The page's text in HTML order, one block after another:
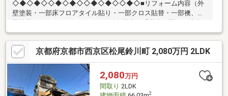
◇◆◇◆◇◇◆◇◆◇◇◆◇◆◇◇◆◇■リフォーム内容（外
壁塗装・一部床フロアタイル貼り・一部クロス貼替・一部襖、障
約3分京福嵐山本線「嵐山」駅まで徒歩約10分「嵯峨嵐山」駅ま
で徒歩約18分●嵐山東小学校まで徒歩約10分●松尾中学校まで徒歩
約24分■周辺施設ミニストップ 嵐山駅前店まで約140ｍフレスコ
SAGA(サガ)店まで約1680ｍ嵐山 昇龍苑まで約760ｍ嵐山モンキー
パークまで約370ｍ◎見学カレンダーから予約できます◎赤い見
学ボタンをクリック♪お電話でのお問い合わせもお待ちして おり
ます！
京都府京都市西京区松尾鈴川町 2,080万円 2LDK
2,080万円
間取り 2LDK
2